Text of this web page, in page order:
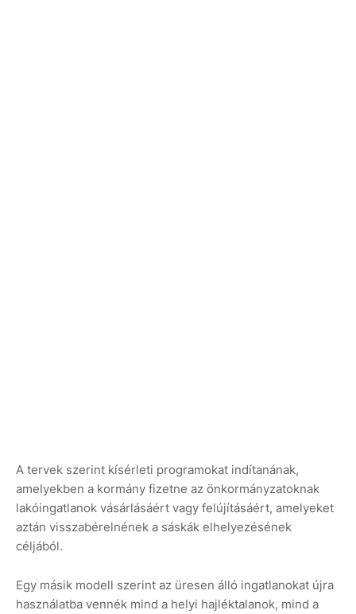
A tervek szerint kísérleti programokat indítanának,
amelyekben a kormány fizetne az önkormányzatoknak
lakóingatlanok vásárlásáért vagy felújításáért, amelyeket
aztán visszabérelnének a sáskák elhelyezésének
céljából.
Egy másik modell szerint az üresen álló ingatlanokat újra
használatba vennék mind a helyi hajléktalanok, mind a